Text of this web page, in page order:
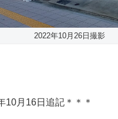
2022年10月26日撮影
10月16日追記＊＊＊